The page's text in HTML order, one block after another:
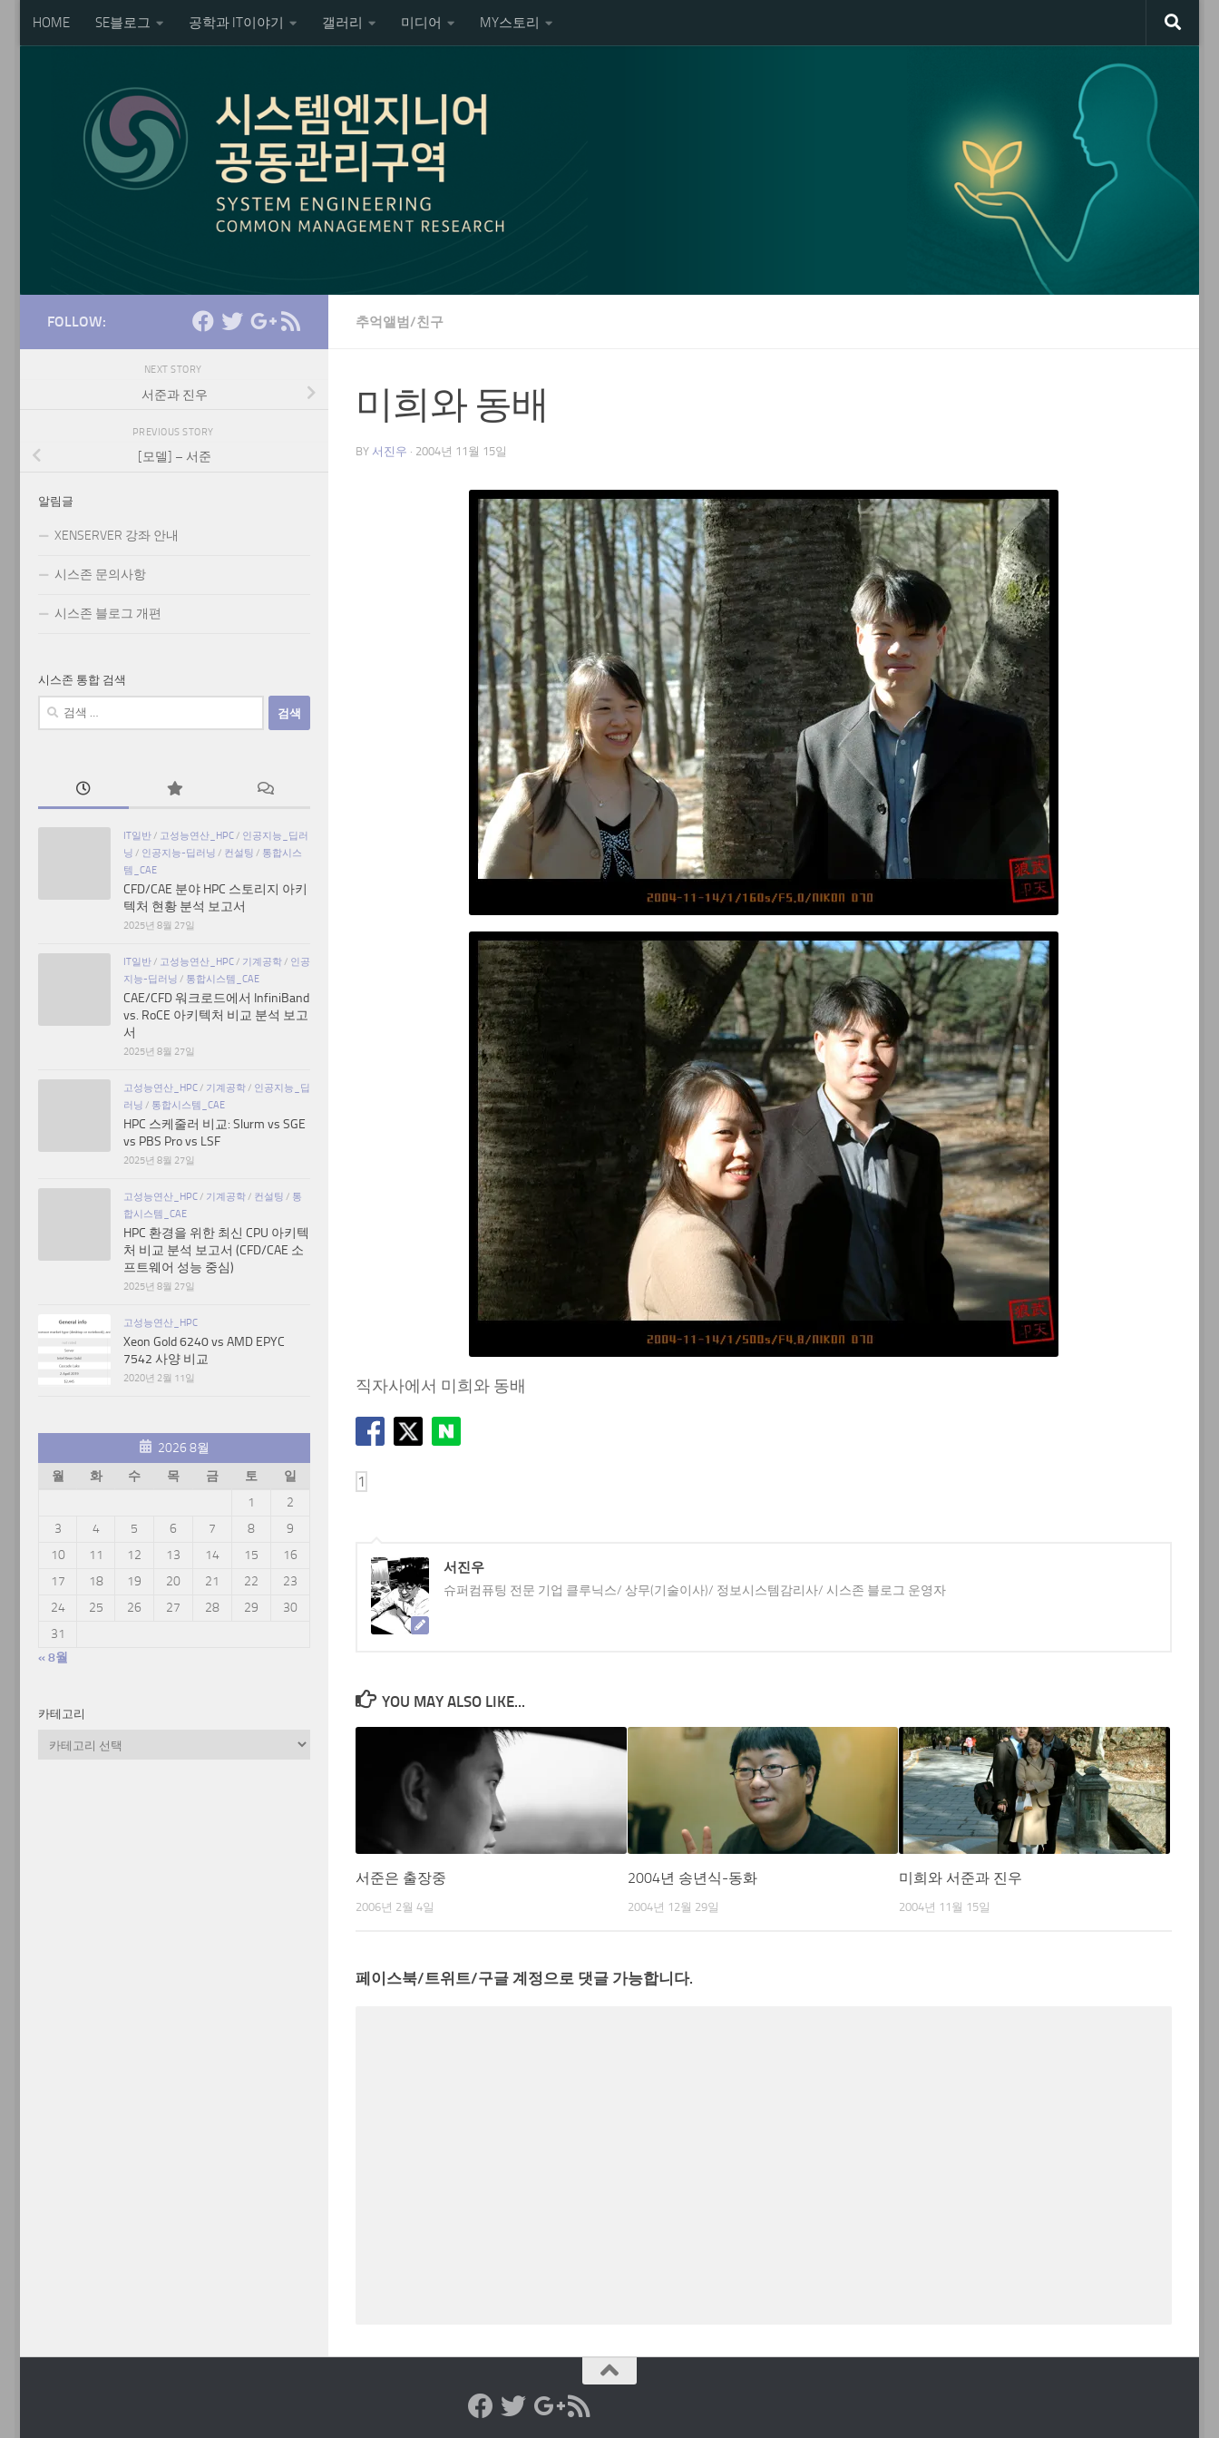
Skip to content
HOME SE블로그 공학과 IT이야기 갤러리 미디어 MY스토리
추억앨범/친구
미희와 동배
BY 서진우 · 2004년 11월 15일
직자사에서 미희와 동배
서진우
슈퍼컴퓨팅 전문 기업 클루닉스/ 상무(기술이사)/ 정보시스템감리사/ 시스존 블로그 운영자
YOU MAY ALSO LIKE...
서준은 출장중
2006년 2월 4일
2004년 송년식-동화
2004년 12월 29일
미희와 서준과 진우
2004년 11월 15일
페이스북/트위트/구글 계정으로 댓글 가능합니다.
FOLLOW:
NEXT STORY
서준과 진우
PREVIOUS STORY
[모델] – 서준
알림글
XENSERVER 강좌 안내
시스존 문의사항
시스존 블로그 개편
시스존 통합 검색
검
IT일반/ 고성능연산_HPC/ 인공지능_딥러
닝 / 인공지능-딥러닝 / 컨설팅 / 통합시스
템_CAE
CFD/CAE 분야 HPC 스토리지 아키
텍처 현황 분석 보고서
2025년 8월 27일
IT일반/ 고성능연산_HPC/ 기계공학/ 인공
지능-딥러닝 / 통합시스템_CAE
CAE/CFD 워크로드에서 InfiniBand
vs. RoCE 아키텍처 비교 분석 보고
서
2025년 8월 27일
고성능연산_HPC/ 기계공학/ 인공지능_딥
러닝 / 통합시스템_CAE
HPC 스케줄러 비교: Slurm vs SGE
vs PBS Pro vs LSF
2025년 8월 27일
고성능연산_HPC/ 기계공학/ 컨설팅 / 통
합시스템_CAE
HPC 환경을 위한 최신 CPU 아키텍
처 비교 분석 보고서 (CFD/CAE 소
프트웨어 성능 중심)
2025년 8월 27일
고성능연산_HPC
Xeon Gold 6240 vs AMD EPYC
7542 사양 비교
2020년 2월 11일
2026 8월
월
화 수 목 금 토
일
1
2
3
4 5 6 7 8
9
10
11 12 13 14 15
16
17
18 19 20 21 22
23
24
25 26 27 28 29
30
31
« 8월
카테고리